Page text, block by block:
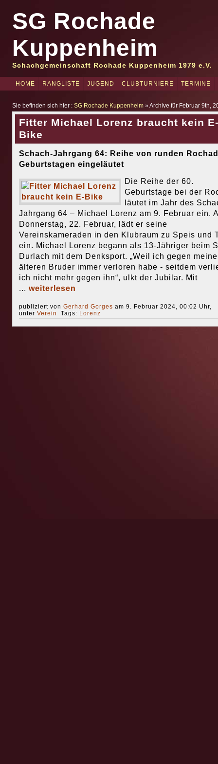
SG Rochade
Kuppenheim
Schachgemeinschaft Rochade Kuppenheim 1979 e.V.
HOME RANGLISTE JUGEND CLUBTURNIERE TERMINE
Sie befinden sich hier : SG Rochade Kuppenheim» Archive für Februar 9th,
Fitter Michael Lorenz braucht kein
Bike
Schach-Jahrgang 64: Reihe von runden
Geburtstagen eingeläutet
Die Reihe der 60.
Geburtstage bei der
läutet im Jahr des
Jahrgang 64 – Michael Lorenz am 9. Februar ein.
Donnerstag, 22. Februar, lädt er seine
Vereinskameraden in den Klubraum zu Speis und
ein. Michael Lorenz begann als 13-Jähriger beim
Durlach mit dem Denksport. „Weil ich gegen
älteren Bruder immer verloren habe - seitdem
ich nicht mehr gegen ihn“, ulkt der Jubilar. Mit
... weiterlesen
publiziert von Gerhard Gorges am 9. Februar 2024, 00:02 Uhr,
unter Verein Tags: Lorenz